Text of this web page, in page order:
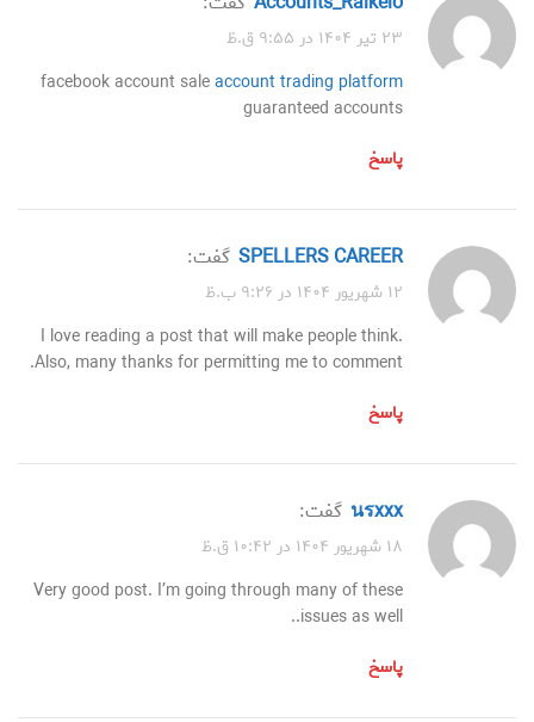
۲۳ تیر ۱۴۰۴ در ۹:۵۵ ق.ظ
facebook account saleaccount trading platform
guaranteed accounts
پاسخ
SPELLERS CAREER گفت:
۱۲ شهریور ۱۴۰۴ در ۹:۲۶ ب.ظ
I love reading a post that will make people think.
Also, many thanks for permitting me to comment.
پاسخ
นรxxx گفت:
۱۸ شهریور ۱۴۰۴ در ۱۰:۴۲ ق.ظ
Very good post. I’m going through many of these
issues as well..
پاسخ